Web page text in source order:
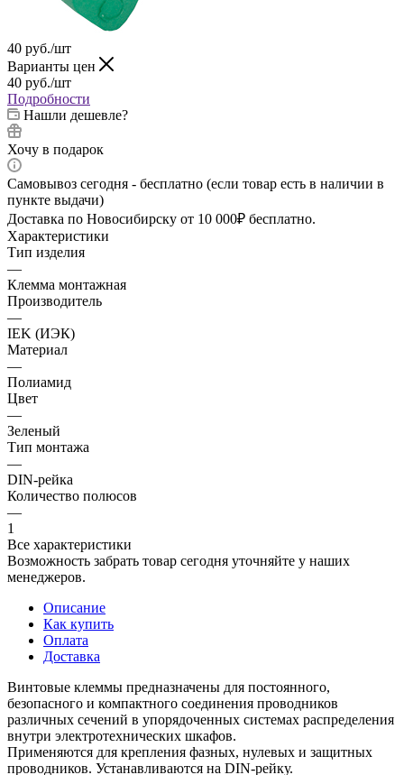
40 руб./шт
Варианты цен
40 руб./шт
Подробности
Нашли дешевле?
Хочу в подарок
Самовывоз сегодня - бесплатно (если товар есть в наличии в
пункте выдачи)
Доставка по Новосибирску от 10 000₽ бесплатно.
Характеристики
Тип изделия
—
Клемма монтажная
Производитель
—
IEK (ИЭК)
Материал
—
Полиамид
Цвет
—
Зеленый
Тип монтажа
—
DIN-рейка
Количество полюсов
—
1
Все характеристики
Возможность забрать товар сегодня уточняйте у наших
менеджеров.
Описание
Как купить
Оплата
Доставка
Винтовые клеммы предназначены для постоянного,
безопасного и компактного соединения проводников
различных сечений в упорядоченных системах распределения
внутри электротехнических шкафов.
Применяются для крепления фазных, нулевых и защитных
проводников. Устанавливаются на DIN-рейку.